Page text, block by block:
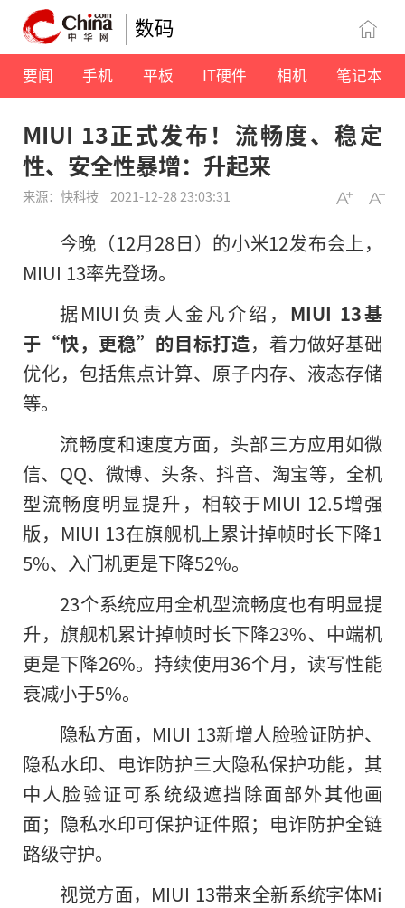
数码
要闻 手机 平板 IT硬件 相机 笔记本
MIUI 13正式发布！流畅度、稳定
性、安全性暴增：升起来
来源：快科技 2021-12-28 23:03:31
今晚（12月28日）的小米12发布会上，
MIUI 13率先登场。
据MIUI负责人金凡介绍， MIUI 13基
于“快，更稳”的目标打造，着力做好基础
优化，包括焦点计算、原子内存、液态存储
等。
流畅度和速度方面，头部三方应用如微
信、QQ、微博、头条、抖音、淘宝等，全机
型流畅度明显提升，相较于MIUI 12.5增强
版，MIUI 13在旗舰机上累计掉帧时长下降1
5%、入门机更是下降52%。
23个系统应用全机型流畅度也有明显提
升，旗舰机累计掉帧时长下降23%、中端机
更是下降26%。持续使用36个月，读写性能
衰减小于5%。
隐私方面，MIUI 13新增人脸验证防护、
隐私水印、电诈防护三大隐私保护功能，其
中人脸验证可系统级遮挡除面部外其他画
面；隐私水印可保护证件照；电诈防护全链
路级守护。
视觉方面，MIUI 13带来全新系统字体Mi